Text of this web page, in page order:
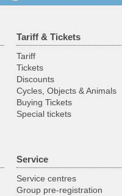
Tariff & Tickets
Tariff
Tickets
Discounts
Cycles, Objects & Animals
Buying Tickets
Special tickets
Service
Service centres
Group pre-registration